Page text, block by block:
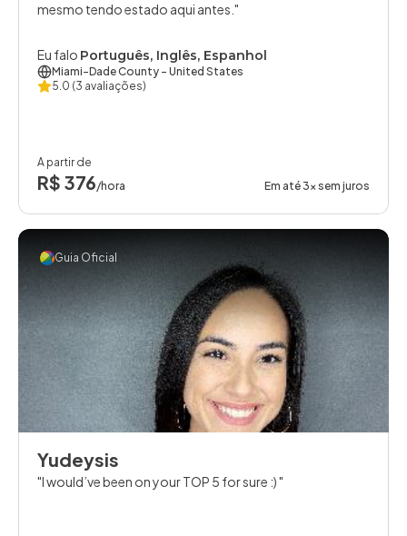
mesmo tendo estado aqui antes.
Eu falo Português, Inglês, Espanhol
Miami-Dade County - United States
5.0 (3 avaliações)
A partir de
R$ 376/hora Em até 3x sem juros
Guia Oficial
Yudeysis
I would’ve been on your TOP 5 for sure :)